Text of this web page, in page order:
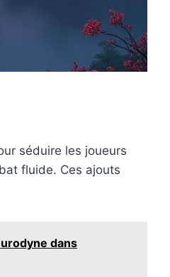
séduire les joueurs
fluide. Ces ajouts
dans